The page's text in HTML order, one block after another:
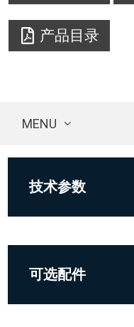
产品目录
MENU
技术参数
可选配件